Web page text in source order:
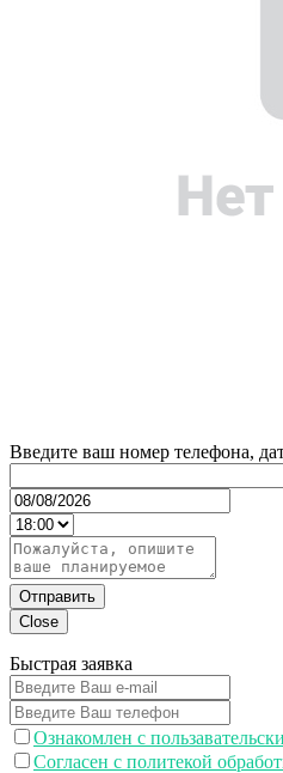
Введите ваш номер телефона,
Отправить
Close
Быстрая заявка
Ознакомлен с
Согласен с политекой